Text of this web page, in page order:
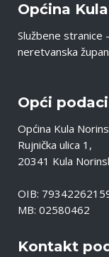
Općina
Službene stranice
neretvanska
Opći podaci
Općina Kula
Rujnička ulica 1,
20341 Kula
OIB:
MB: 02580462
Kontakt